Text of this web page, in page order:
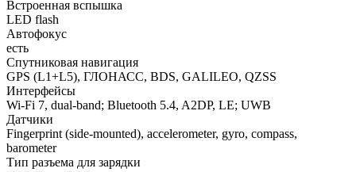
Встроенная вспышка
LED flash
Автофокус
есть
Спутниковая навигация
GPS (L1+L5), ГЛОНАСС, BDS, GALILEO, QZSS
Интерфейсы
Wi-Fi 7, dual-band; Bluetooth 5.4, A2DP, LE; UWB
Датчики
Fingerprint (side-mounted), accelerometer, gyro, compass,
barometer
Тип разъема для зарядки